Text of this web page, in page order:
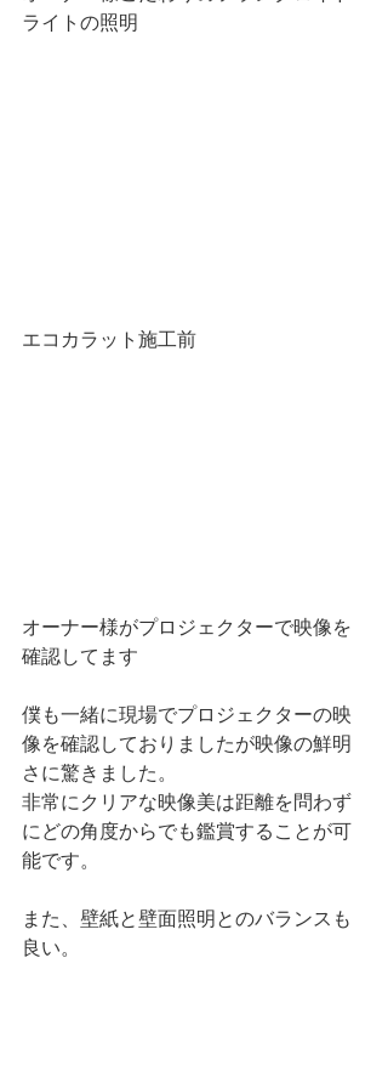
ライトの照明
エコカラット施工前
オーナー様がプロジェクターで映像を
確認してます
僕も一緒に現場でプロジェクターの映
像を確認しておりましたが映像の鮮明
さに驚きました。
非常にクリアな映像美は距離を問わず
にどの角度からでも鑑賞することが可
能です。
また、壁紙と壁面照明とのバランスも
良い。